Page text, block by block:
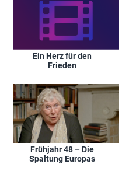
Ein Herz für den
Frieden
Frühjahr 48 – Die
Spaltung Europas